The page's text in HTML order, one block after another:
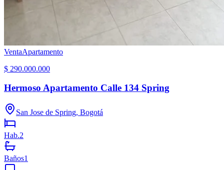
VentaApartamento
$ 290.000.000
Hermoso Apartamento Calle 134 Spring
San Jose de Spring, Bogotá
Hab.2
Baños1